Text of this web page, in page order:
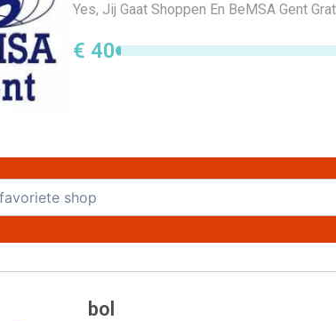
Yes, Jij Gaat Shoppen En BeMSA Gent
€ 40
bol